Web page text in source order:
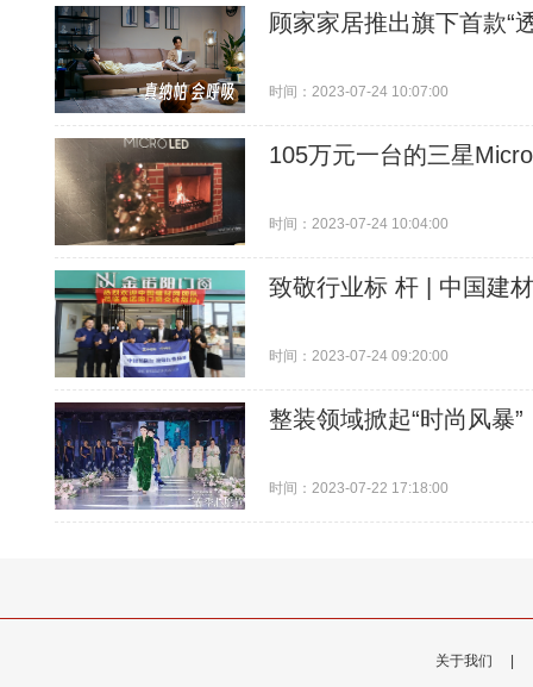
顾家家居推出旗下首款“
时间：2023-07-24 10:07:00
105万元一台的三星
时间：2023-07-24 10:04:00
致敬行业标 杆 | 中国建
时间：2023-07-24 09:20:00
整装领域掀起“时尚风暴
时间：2023-07-22 17:18:00
关于我们